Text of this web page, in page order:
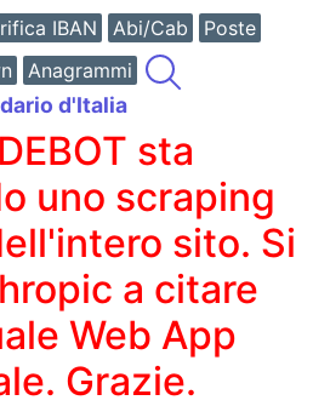
IBAN Abi/Cab
Poste
Anagrammi
d'Italia
sta
uno scraping
sito. Si
a citare
Web App
Grazie.